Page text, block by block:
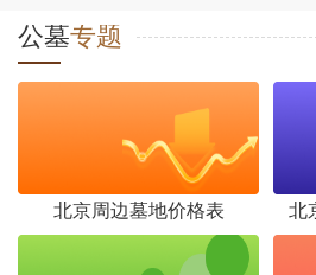
公墓专题
北京周边墓地价格表 北